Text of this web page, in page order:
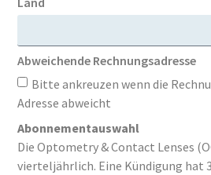
Abweichende Rechnungsadresse
Bitte ankreuzen wenn die
Adresse abweicht
Abonnementauswahl
Die Optometry & Contact Lenses
vierteljährlich. Eine Kündigung hat